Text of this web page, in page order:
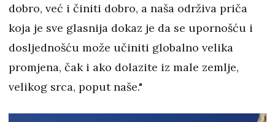
dobro, već i činiti dobro, a naša održiva priča
koja je sve glasnija dokaz je da se upornošću i
dosljednošću može učiniti globalno velika
promjena, čak i ako dolazite iz male zemlje,
velikog srca, poput naše."